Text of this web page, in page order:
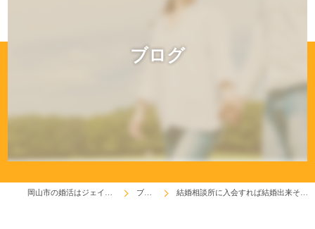
ブログ
ブログ 結婚相談所に入会すれば結婚出来そうな男性！